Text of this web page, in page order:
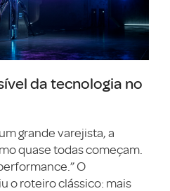
da tecnologia no
grande varejista, a
quase todas começam.
O
o roteiro clássico: mais